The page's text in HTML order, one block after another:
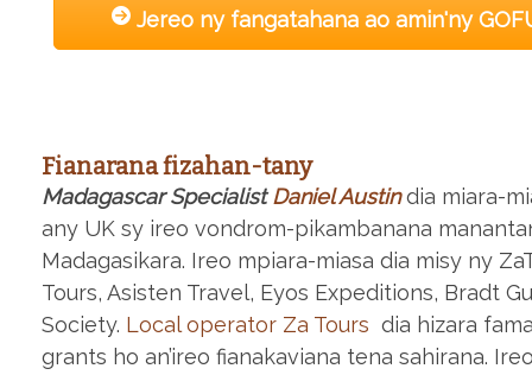
Jereo ny fangatahana ao amin'ny
Fianarana fizahan-tany
Madagascar SpecialistDaniel Austindia miara-
any UK sy ireo vondrom-pikambanana
Madagasikara. Ireo mpiara-miasa dia misy ny
Tours, Asisten Travel, Eyos Expeditions, Bradt
Society. Local operator Za Tours dia hizara
grants ho an’ireo fianakaviana tena sahirana.